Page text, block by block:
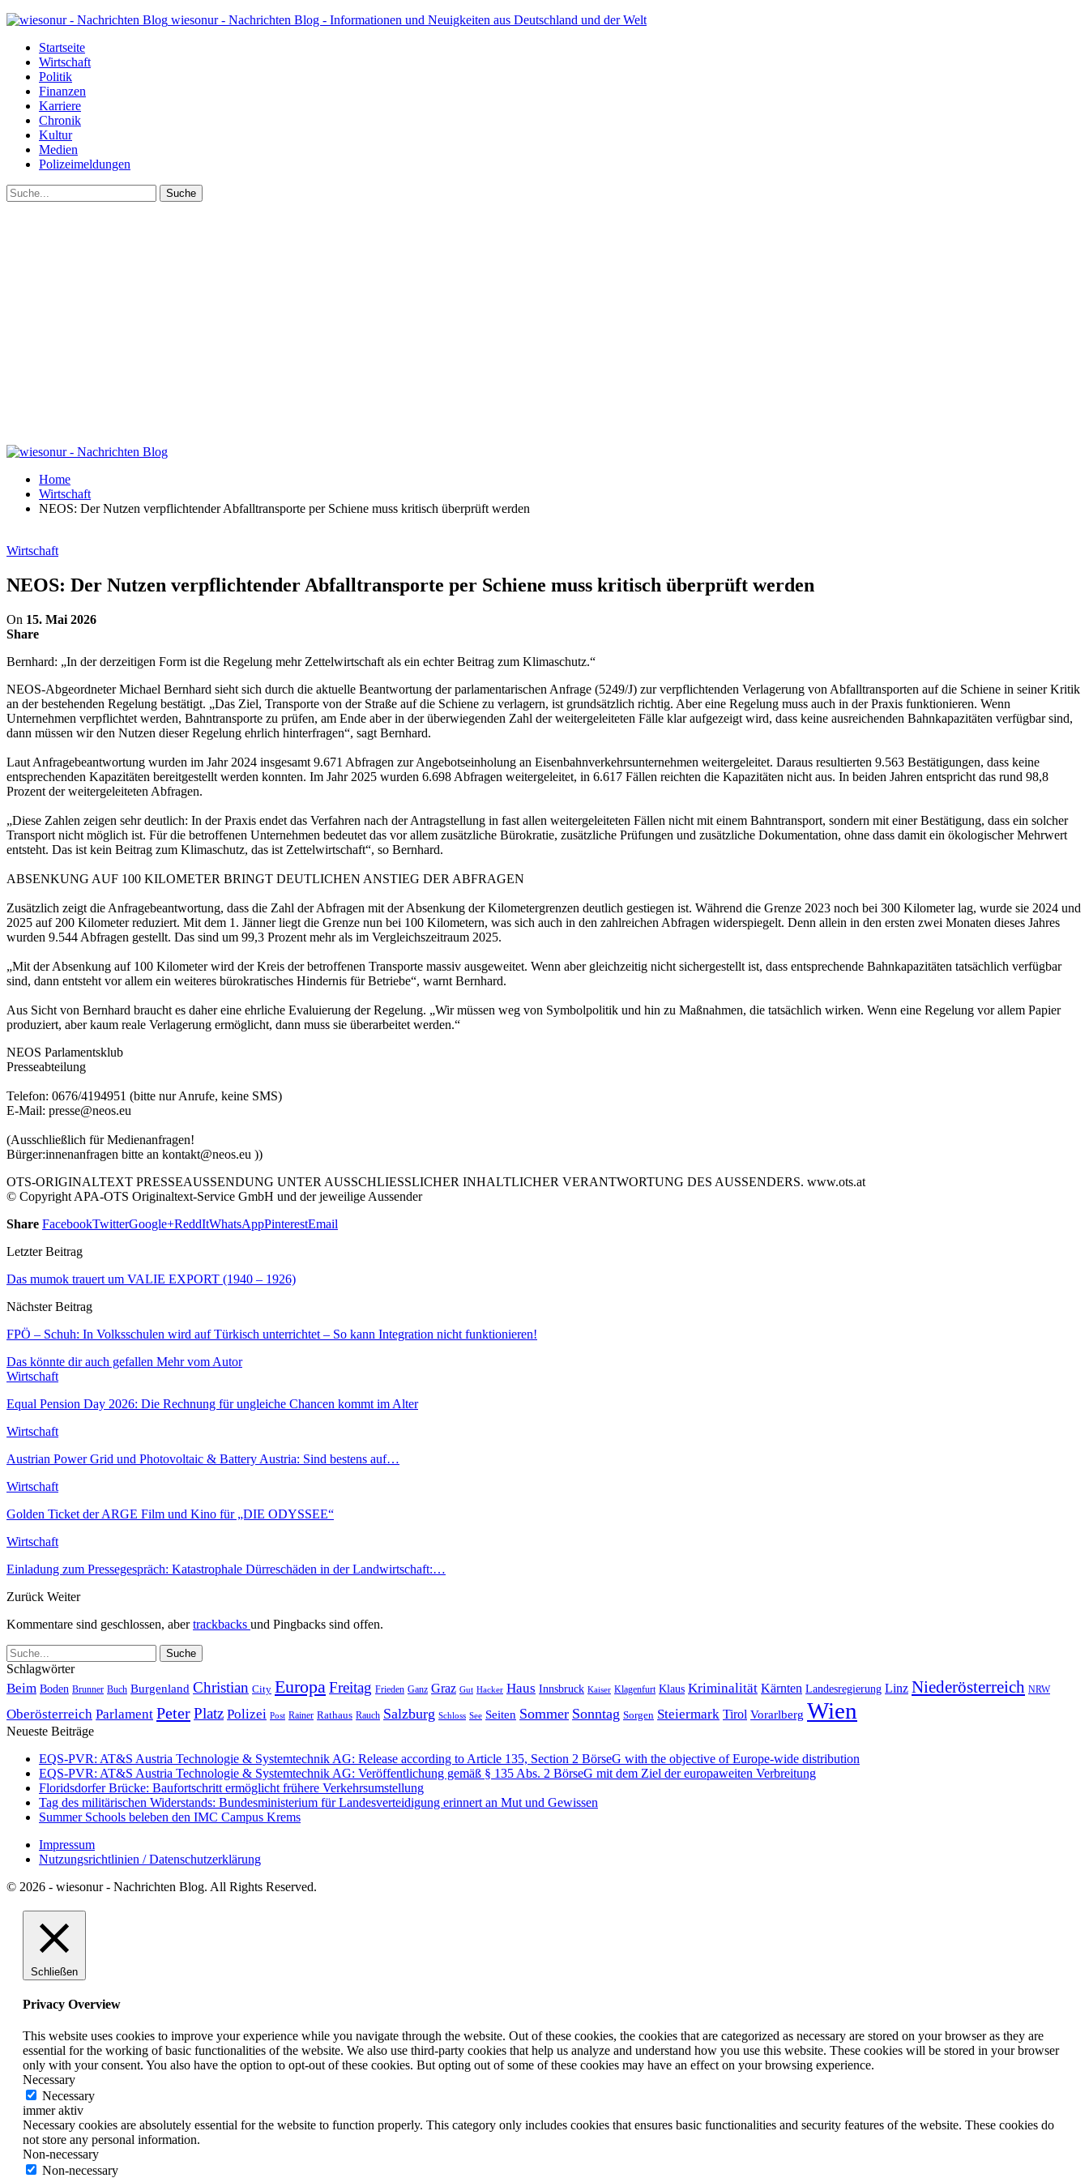
wiesonur - Nachrichten Blog - Informationen und Neuigkeiten aus Deutschland und der Welt
Startseite
Wirtschaft
Politik
Finanzen
Karriere
Chronik
Kultur
Medien
Polizeimeldungen
Home
Wirtschaft
NEOS: Der Nutzen verpflichtender Abfalltransporte per Schiene muss kritisch überprüft werden
Wirtschaft
NEOS: Der Nutzen verpflichtender Abfalltransporte per Schiene muss kritisch überprüft werden
On 15. Mai 2026
Share
Bernhard: „In der derzeitigen Form ist die Regelung mehr Zettelwirtschaft als ein echter Beitrag zum Klimaschutz.“
NEOS-Abgeordneter Michael Bernhard sieht sich durch die aktuelle Beantwortung der parlamentarischen Anfrage (5249/J) zur verpflichtenden Verlagerung von Abfalltransporten auf die Schiene in seiner Kritik
an der bestehenden Regelung bestätigt. „Das Ziel, Transporte von der Straße auf die Schiene zu verlagern, ist grundsätzlich richtig. Aber eine Regelung muss auch in der Praxis funktionieren. Wenn
Unternehmen verpflichtet werden, Bahntransporte zu prüfen, am Ende aber in der überwiegenden Zahl der weitergeleiteten Fälle klar aufgezeigt wird, dass keine ausreichenden Bahnkapazitäten verfügbar sind,
dann müssen wir den Nutzen dieser Regelung ehrlich hinterfragen“, sagt Bernhard.
Laut Anfragebeantwortung wurden im Jahr 2024 insgesamt 9.671 Abfragen zur Angebotseinholung an Eisenbahnverkehrsunternehmen weitergeleitet. Daraus resultierten 9.563 Bestätigungen, dass keine
entsprechenden Kapazitäten bereitgestellt werden konnten. Im Jahr 2025 wurden 6.698 Abfragen weitergeleitet, in 6.617 Fällen reichten die Kapazitäten nicht aus. In beiden Jahren entspricht das rund 98,8
Prozent der weitergeleiteten Abfragen.
„Diese Zahlen zeigen sehr deutlich: In der Praxis endet das Verfahren nach der Antragstellung in fast allen weitergeleiteten Fällen nicht mit einem Bahntransport, sondern mit einer Bestätigung, dass ein solcher
Transport nicht möglich ist. Für die betroffenen Unternehmen bedeutet das vor allem zusätzliche Bürokratie, zusätzliche Prüfungen und zusätzliche Dokumentation, ohne dass damit ein ökologischer Mehrwert
entsteht. Das ist kein Beitrag zum Klimaschutz, das ist Zettelwirtschaft“, so Bernhard.
ABSENKUNG AUF 100 KILOMETER BRINGT DEUTLICHEN ANSTIEG DER ABFRAGEN
Zusätzlich zeigt die Anfragebeantwortung, dass die Zahl der Abfragen mit der Absenkung der Kilometergrenzen deutlich gestiegen ist. Während die Grenze 2023 noch bei 300 Kilometer lag, wurde sie 2024 und
2025 auf 200 Kilometer reduziert. Mit dem 1. Jänner liegt die Grenze nun bei 100 Kilometern, was sich auch in den zahlreichen Abfragen widerspiegelt. Denn allein in den ersten zwei Monaten dieses Jahres
wurden 9.544 Abfragen gestellt. Das sind um 99,3 Prozent mehr als im Vergleichszeitraum 2025.
„Mit der Absenkung auf 100 Kilometer wird der Kreis der betroffenen Transporte massiv ausgeweitet. Wenn aber gleichzeitig nicht sichergestellt ist, dass entsprechende Bahnkapazitäten tatsächlich verfügbar
sind, dann entsteht vor allem ein weiteres bürokratisches Hindernis für Betriebe“, warnt Bernhard.
Aus Sicht von Bernhard braucht es daher eine ehrliche Evaluierung der Regelung. „Wir müssen weg von Symbolpolitik und hin zu Maßnahmen, die tatsächlich wirken. Wenn eine Regelung vor allem Papier
produziert, aber kaum reale Verlagerung ermöglicht, dann muss sie überarbeitet werden.“
NEOS Parlamentsklub
Presseabteilung
Telefon: 0676/4194951 (bitte nur Anrufe, keine SMS)
E-Mail: presse@neos.eu
(Ausschließlich für Medienanfragen!
Bürger:innenanfragen bitte an kontakt@neos.eu ))
OTS-ORIGINALTEXT PRESSEAUSSENDUNG UNTER AUSSCHLIESSLICHER INHALTLICHER VERANTWORTUNG DES AUSSENDERS. www.ots.at
© Copyright APA-OTS Originaltext-Service GmbH und der jeweilige Aussender
Share FacebookTwitterGoogle+ReddItWhatsAppPinterestEmail
Letzter Beitrag
Das mumok trauert um VALIE EXPORT (1940 – 1926)
Nächster Beitrag
FPÖ – Schuh: In Volksschulen wird auf Türkisch unterrichtet – So kann Integration nicht funktionieren!
Das könnte dir auch gefallen Mehr vom Autor
Wirtschaft
Equal Pension Day 2026: Die Rechnung für ungleiche Chancen kommt im Alter
Wirtschaft
Austrian Power Grid und Photovoltaic & Battery Austria: Sind bestens auf…
Wirtschaft
Golden Ticket der ARGE Film und Kino für „DIE ODYSSEE“
Wirtschaft
Einladung zum Pressegespräch: Katastrophale Dürreschäden in der Landwirtschaft:…
Zurück Weiter
Kommentare sind geschlossen, abertrackbacks und Pingbacks sind offen.
Schlagwörter
Beim Boden Brunner Buch Burgenland Christian City Europa Freitag Frieden Ganz Graz Gut Hacker Haus Innsbruck Kaiser Klagenfurt Klaus Kriminalität Kärnten Landesregierung Linz Niederösterreich NRW
Oberösterreich Parlament PeterPlatz Polizei Post Rainer Rathaus Rauch Salzburg Schloss See Seiten Sommer Sonntag Sorgen Steiermark Tirol Vorarlberg Wien
Neueste Beiträge
EQS-PVR: AT&S Austria Technologie & Systemtechnik AG: Release according to Article 135, Section 2 BörseG with the objective of Europe-wide distribution
EQS-PVR: AT&S Austria Technologie & Systemtechnik AG: Veröffentlichung gemäß § 135 Abs. 2 BörseG mit dem Ziel der europaweiten Verbreitung
Floridsdorfer Brücke: Baufortschritt ermöglicht frühere Verkehrsumstellung
Tag des militärischen Widerstands: Bundesministerium für Landesverteidigung erinnert an Mut und Gewissen
Summer Schools beleben den IMC Campus Krems
Impressum
Nutzungsrichtlinien / Datenschutzerklärung
© 2026 - wiesonur - Nachrichten Blog. All Rights Reserved.
Schließen
Privacy Overview
This website uses cookies to improve your experience while you navigate through the website. Out of these cookies, the cookies that are categorized as necessary are stored on your browser as they are
essential for the working of basic functionalities of the website. We also use third-party cookies that help us analyze and understand how you use this website. These cookies will be stored in your browser
only with your consent. You also have the option to opt-out of these cookies. But opting out of some of these cookies may have an effect on your browsing experience.
Necessary
Necessary
immer aktiv
Necessary cookies are absolutely essential for the website to function properly. This category only includes cookies that ensures basic functionalities and security features of the website. These cookies do
not store any personal information.
Non-necessary
Non-necessary